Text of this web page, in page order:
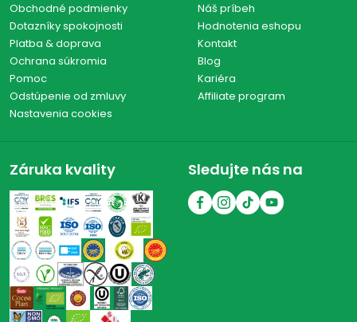
Obchodné podmienky
Dotazníky spokojnosti
Platba & doprava
Ochrana súkromia
Pomoc
Odstúpenie od zmluvy
Nastavenia cookies
Náš príbeh
Hodnotenia eshopu
Kontakt
Blog
Kariéra
Affiliate program
Záruka kvality Sledujte nás na